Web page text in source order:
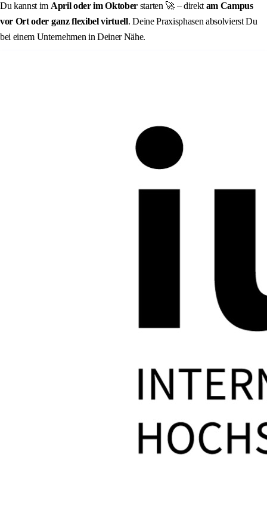
Du kannst im April oder im Oktober starten 🚀 – direkt am Campus
vor Ort oder ganz flexibel virtuell. Deine Praxisphasen absolvierst Du
bei einem Unternehmen in Deiner Nähe.